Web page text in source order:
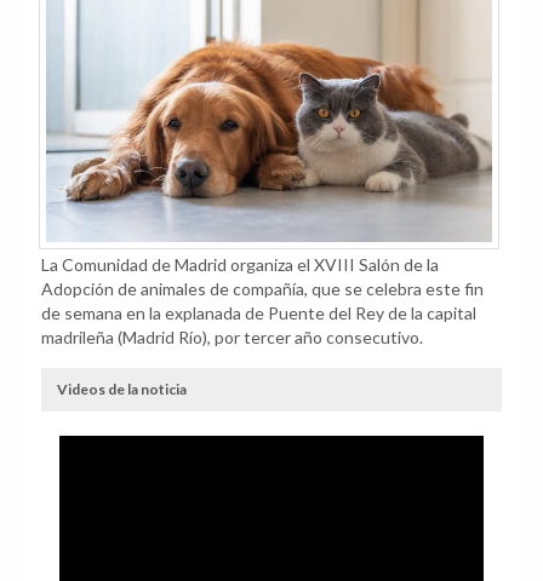
La Comunidad de Madrid organiza el XVIII Salón de la
Adopción de animales de compañía, que se celebra este fin
de semana en la explanada de Puente del Rey de la capital
madrileña (Madrid Río), por tercer año consecutivo.
Videos de la noticia